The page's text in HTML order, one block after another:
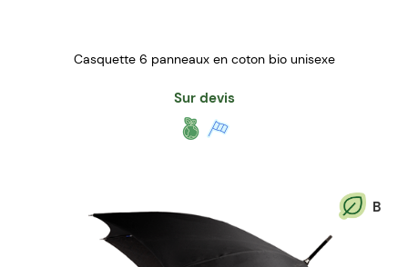
Casquette 6 panneaux en coton bio unisexe
Sur devis
B